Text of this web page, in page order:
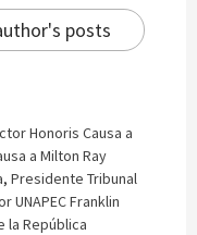
posts
Honoris Causa a
a Milton Ray
, Presidente Tribunal
UNAPEC Franklin
la República